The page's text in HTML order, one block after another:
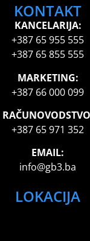
KONTAKT
KANCELARIJA:
+387 65 955 555
+387 65 855 555
MARKETING:
+387 66 000 099
+387 65 971 352
EMAIL:
info@gb3.ba
LOKACIJA